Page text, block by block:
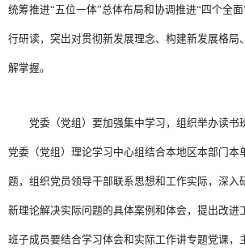
统筹推进“五位一体”总体布局和协调推进“四个全
行研读，突出对贯彻新发展理念、构建新发展格局
解掌握。
党委（党组）要加强集中学习，组织举办读书
党委（党组）理论学习中心组结合本地区本部门本
题，组织党员领导干部联系思想和工作实际，深入
新理论解决实际问题的具体案例和体会，提出改进
班子成员要结合学习体会和实际工作讲专题党课，